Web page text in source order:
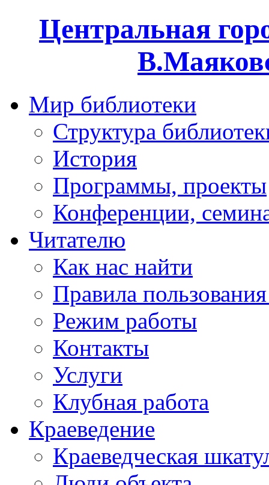
Центральная
Мир библиотеки
Структура
История
Программы, проекты
Конференции,
Читателю
Как нас найти
Правила
Режим работы
Контакты
Услуги
Клубная работа
Краеведение
Краеведческая